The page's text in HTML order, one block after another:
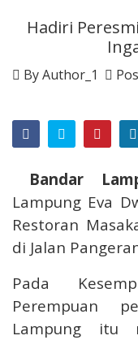
Hadiri
ByAuthor_1
Bandar
Lampung Eva
Restoran
di Jalan
Pada
Perempuan
Lampung itu